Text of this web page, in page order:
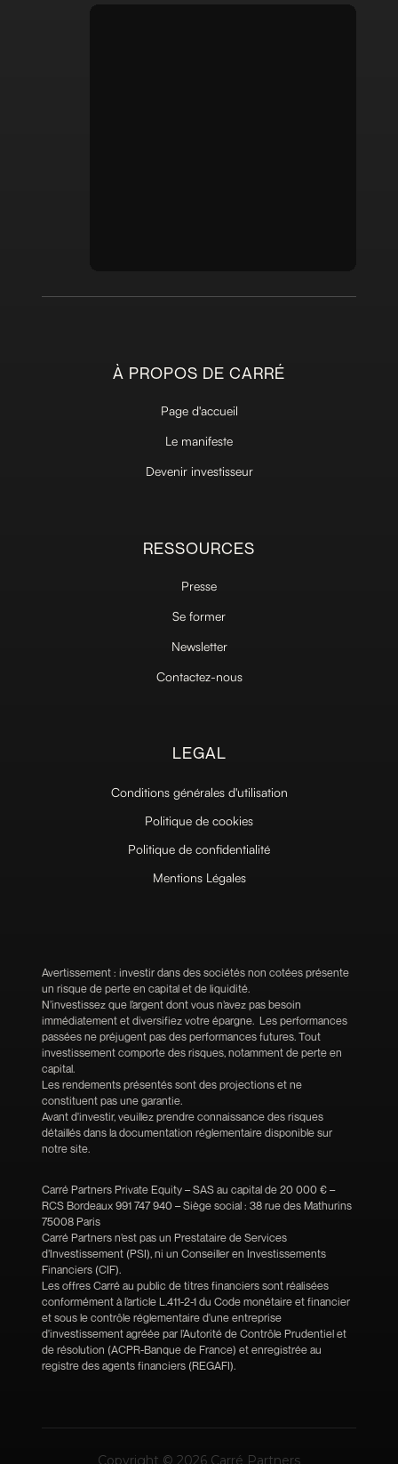
À PROPOS DE CARRÉ
Page d'accueil
Le manifeste
Devenir investisseur
RESSOURCES
Presse
Se former
Newsletter
Contactez-nous
LEGAL
Conditions générales d'utilisation
Politique de cookies
Politique de confidentialité
Mentions Légales
Avertissement : investir dans des sociétés non cotées présente
un risque de perte en capital et de liquidité.
N’investissez que l’argent dont vous n’avez pas besoin
immédiatement et diversifiez votre épargne. Les performances
passées ne préjugent pas des performances futures. Tout
investissement comporte des risques, notamment de perte en
capital.
Les rendements présentés sont des projections et ne
constituent pas une garantie.
Avant d'investir, veuillez prendre connaissance des risques
détaillés dans la documentation réglementaire disponible sur
notre site.
Carré Partners Private Equity – SAS au capital de 20 000 € –
RCS Bordeaux 991 747 940 – Siège social : 38 rue des Mathurins
75008 Paris
Carré Partners n’est pas un Prestataire de Services
d’Investissement (PSI), ni un Conseiller en Investissements
Financiers (CIF).
Les offres Carré au public de titres financiers sont réalisées
conformément à l’article L.411-2-1 du Code monétaire et financier
et sous le contrôle réglementaire d'une entreprise
d'investissement agréée par l’Autorité de Contrôle Prudentiel et
de résolution (ACPR-Banque de France) et enregistrée au
registre des agents financiers (REGAFI).
Copyright © 2026 Carré Partners